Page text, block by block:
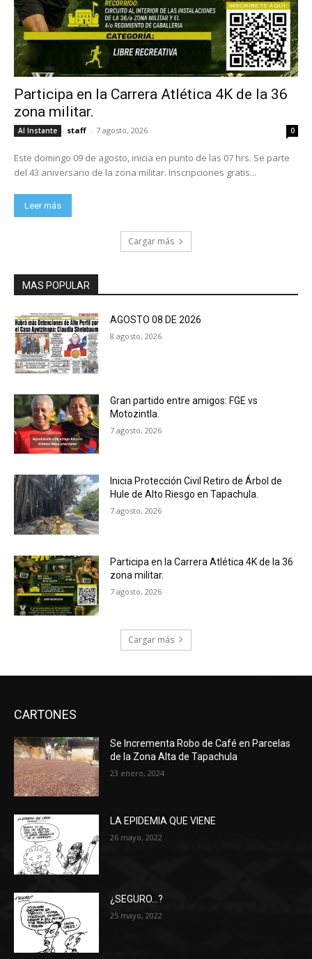
Participa en la Carrera Atlética 4K de la 36
zona militar.
Al Instante staff - 7 agosto, 2026 0
Este domingo 09 de agosto, inicia en punto de las 07 hrs. Se parte
del 43 aniversario de la zona militar. Inscripciones gratis...
Leer más
Cargar más
MAS POPULAR
AGOSTO 08 DE 2026
8 agosto, 2026
Gran partido entre amigos: FGE vs
Motozintla.
7 agosto, 2026
Inicia Protección Civil Retiro de Árbol de
Hule de Alto Riesgo en Tapachula.
7 agosto, 2026
Participa en la Carrera Atlética 4K de la 36
zona militar.
7 agosto, 2026
Cargar más
CARTONES
Se Incrementa Robo de Café en Parcelas
de la Zona Alta de Tapachula
23 enero, 2024
LA EPIDEMIA QUE VIENE
26 mayo, 2022
¿SEGURO…?
25 mayo, 2022